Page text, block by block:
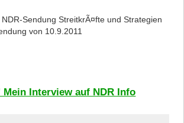
Sendung StreitkrÃ¤fte und Strategien
von 10.9.2011
Interview auf NDR Info